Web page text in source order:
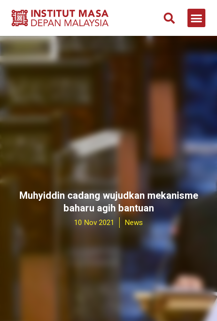
Muhyiddin cadang wujudkan mekanisme
baharu agih bantuan
10 Nov 2021 News